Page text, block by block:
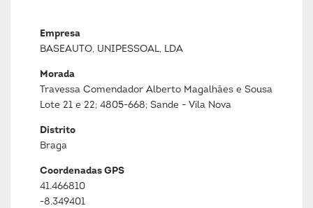
Empresa
BASEAUTO, UNIPESSOAL, LDA
Morada
Travessa Comendador Alberto Magalhães e Sousa
Lote 21 e 22; 4805-668; Sande - Vila Nova
Distrito
Braga
Coordenadas GPS
41.466810
-8.349401